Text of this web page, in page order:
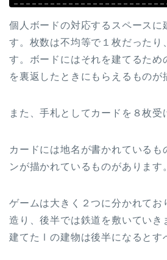
個人ボードの対応するスペースに
す。枚数は不均等で１枚だったり
す。ボードにはそれを建てるため
を裏返したときにもらえるものが
また、手札としてカードを８枚受
カードには地名が書かれているも
ンが描かれているものがあります
ゲームは大きく２つに分かれてお
造り、後半では鉄道を敷いていき
建てたⅠの建物は後半になるとす